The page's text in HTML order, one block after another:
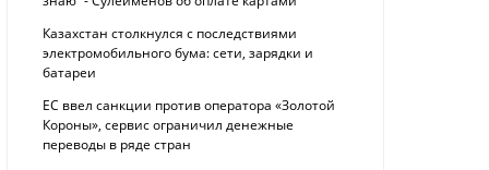
Казахстан столкнулся с последствиями
электромобильного бума: сети, зарядки и
батареи
ЕС ввел санкции против оператора «Золотой
Короны», сервис ограничил денежные
переводы в ряде стран